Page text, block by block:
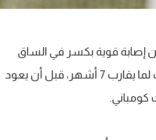
إصابة قوية بكسر في الساق
وخلع في الكاحل خلال كأس العالم للأندية، أبعدته عن الملاعب لما يقارب 7 أشهر، قبل أن يعود
كومباني.